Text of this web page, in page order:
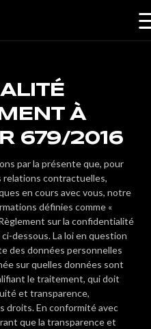
À
679/2016
par la présente que, pour
contractuelles,
en cours avec vous, notre
définies comme «
sur la confidentialité
dessous. La loi en question
des données personnelles
sur quelles données sont
le traitement, qui doit
et transparence,
droits. En conformité avec
que la transparence et